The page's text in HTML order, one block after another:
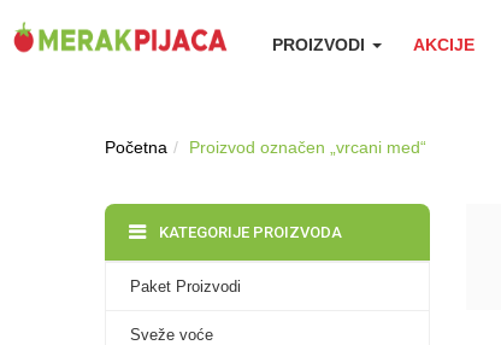
PROIZVODI AKCIJE
Početna Proizvod označen „vrcani med“
KATEGORIJE PROIZVODA
Paket Proizvodi
Sveže voće